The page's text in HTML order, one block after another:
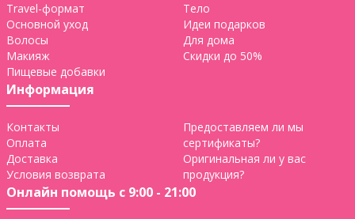
Travel-формат
Основной уход
Волосы
Макияж
Пищевые добавки
Тело
Идеи подарков
Для дома
Скидки до 50%
Информация
Контакты
Оплата
Доставка
Условия возврата
Предоставляем ли мы
сертификаты?
Оригинальная ли у вас
продукция?
Онлайн помощь с 9:00 - 21:00